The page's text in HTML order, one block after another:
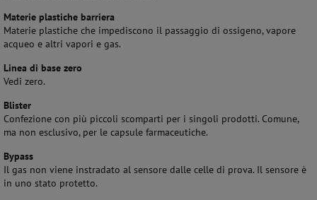
Materie plastiche barriera
Materie plastiche che impediscono il passaggio di ossigeno, vapore
acqueo e altri vapori e gas.
Linea di base zero
Vedi zero.
Blister
Confezione con più piccoli scomparti per i singoli prodotti. Comune,
ma non esclusivo, per le capsule farmaceutiche.
Bypass
Il gas non viene instradato al sensore dalle celle di prova. Il sensore è
in uno stato protetto.